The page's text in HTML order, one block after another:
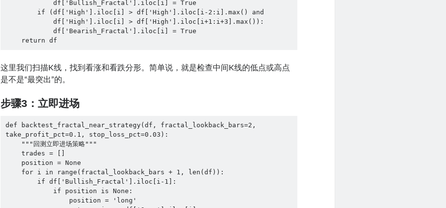
    return df
这里我们扫描K线，找到看涨和看跌分形。简单说，就是检查中间K线的低点或高点
是不是“最突出”的。
步骤3：立即进场
def backtest_fractal_near_strategy(df, fractal_lookback_bars=2,
take_profit_pct=0.1, stop_loss_pct=0.03):